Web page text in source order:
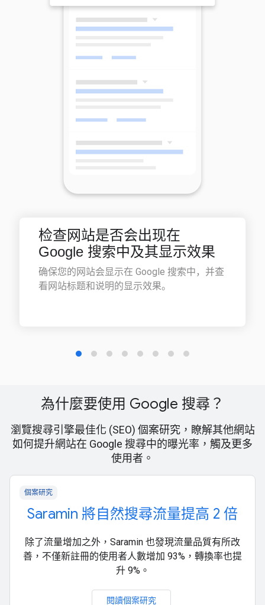
為什麼要使用 Google 搜尋？
瀏覽搜尋引擎最佳化 (SEO) 個案研究，瞭解其他網站
如何提升網站在 Google 搜尋中的曝光率，觸及更多
使用者。
個案研究
Saramin 將自然搜尋流量提高 2 倍
除了流量增加之外，Saramin 也發現流量品質有所改
善，不僅新註冊的使用者人數增加 93%，轉換率也提
升 9%。
閱讀個案研究